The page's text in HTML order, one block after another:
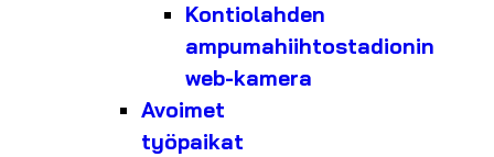
Kontiolahden
ampumahiihtostadionin
web-kamera
Avoimet
työpaikat